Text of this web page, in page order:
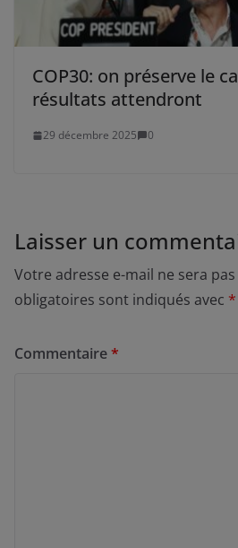
COP30: on préserve le
résultats attendront
29 décembre 2025 0
Laisser un
Votre adresse e-mail ne sera
obligatoires sont indiqués avec *
Commentaire*